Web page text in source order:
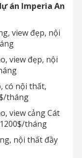
án Imperia An
view đẹp, nội
view đẹp, nội
có nội thất,
tháng
view cảng Cát
tháng
nội thất đầy